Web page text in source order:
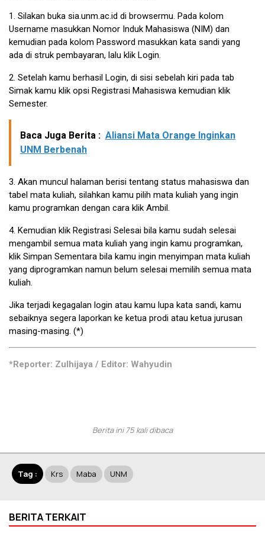
1. Silakan buka sia.unm.ac.id di browsermu. Pada kolom
Username masukkan Nomor Induk Mahasiswa (NIM) dan
kemudian pada kolom Password masukkan kata sandi yang
ada di struk pembayaran, lalu klik Login.
2. Setelah kamu berhasil Login, di sisi sebelah kiri pada tab
Simak kamu klik opsi Registrasi Mahasiswa kemudian klik
Semester.
Baca Juga Berita : Aliansi Mata Orange Inginkan
UNM Berbenah
3. Akan muncul halaman berisi tentang status mahasiswa dan
tabel mata kuliah, silahkan kamu pilih mata kuliah yang ingin
kamu programkan dengan cara klik Ambil.
4. Kemudian klik Registrasi Selesai bila kamu sudah selesai
mengambil semua mata kuliah yang ingin kamu programkan,
klik Simpan Sementara bila kamu ingin menyimpan mata kuliah
yang diprogramkan namun belum selesai memilih semua mata
kuliah.
Jika terjadi kegagalan login atau kamu lupa kata sandi, kamu
sebaiknya segera laporkan ke ketua prodi atau ketua jurusan
masing-masing. (*)
*Reporter: Zulhijaya / Editor: Wahyudin
Berita ini 75 kali dibaca
Tag : Krs Maba UNM
BERITA TERKAIT